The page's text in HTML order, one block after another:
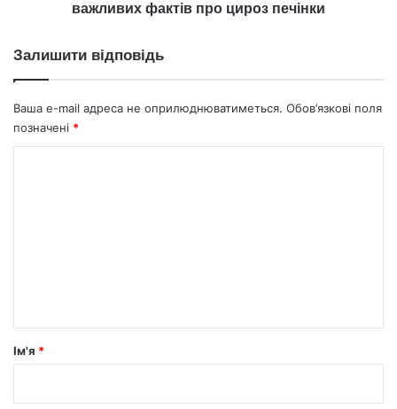
важливих фактів про цироз печінки
Залишити відповідь
Ваша e-mail адреса не оприлюднюватиметься. Обов’язкові поля
позначені *
рІм'я *